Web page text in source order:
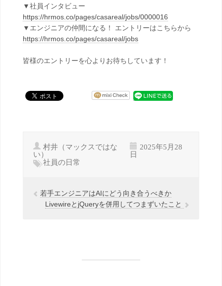
▼社員インタビュー
https://hrmos.co/pages/casareal/jobs/0000016
▼エンジニアの仲間になる！ エントリーはこちらから
https://hrmos.co/pages/casareal/jobs
皆様のエントリーを心よりお待ちしています！
村井（マックスではな
い）
2025年5月28
日
社員の日常
若手エンジニアはAIにどう向き合うべきか
LivewireとjQueryを併用してつまずいたこと